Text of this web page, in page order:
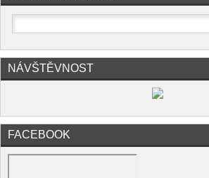
NÁVŠTĚVNOST
FACEBOOK